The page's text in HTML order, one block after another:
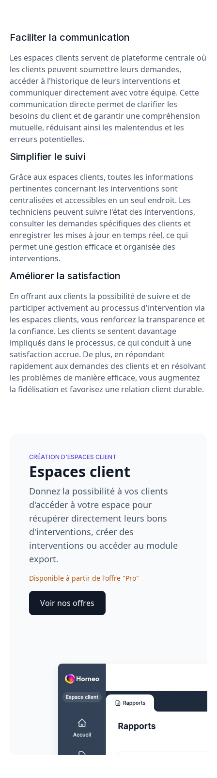
Faciliter la communication
Les espaces clients servent de plateforme centrale où
les clients peuvent soumettre leurs demandes,
accéder à l'historique de leurs interventions et
communiquer directement avec votre équipe. Cette
communication directe permet de clarifier les
besoins du client et de garantir une compréhension
mutuelle, réduisant ainsi les malentendus et les
erreurs potentielles.
Simplifier le suivi
Grâce aux espaces clients, toutes les informations
pertinentes concernant les interventions sont
centralisées et accessibles en un seul endroit. Les
techniciens peuvent suivre l'état des interventions,
consulter les demandes spécifiques des clients et
enregistrer les mises à jour en temps réel, ce qui
permet une gestion efficace et organisée des
interventions.
Améliorer la satisfaction
En offrant aux clients la possibilité de suivre et de
participer activement au processus d'intervention via
les espaces clients, vous renforcez la transparence et
la confiance. Les clients se sentent davantage
impliqués dans le processus, ce qui conduit à une
satisfaction accrue. De plus, en répondant
rapidement aux demandes des clients et en résolvant
les problèmes de manière efficace, vous augmentez
la fidélisation et favorisez une relation client durable.
CRÉATION D'ESPACES CLIENT
Espaces client
Donnez la possibilité à vos clients
d'accéder à votre espace pour
récupérer directement leurs bons
d'interventions, créer des
interventions ou accéder au module
export.
Disponible à partir de l'offre "Pro"
Voir nos offres